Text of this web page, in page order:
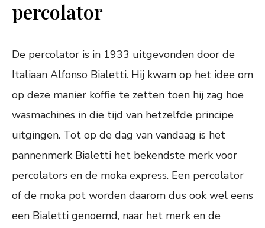
percolator
De percolator is in 1933 uitgevonden door de
Italiaan Alfonso Bialetti. Hij kwam op het idee om
op deze manier koffie te zetten toen hij zag hoe
wasmachines in die tijd van hetzelfde principe
uitgingen. Tot op de dag van vandaag is het
pannenmerk Bialetti het bekendste merk voor
percolators en de moka express. Een percolator
of de moka pot worden daarom dus ook wel eens
een Bialetti genoemd, naar het merk en de